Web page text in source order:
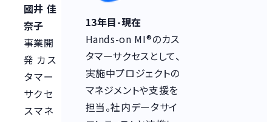
國井 佳
奈子
事業開
発 カス
タマー
サクセ
スマネ
13年目-現在
Hands-on MI®のカス
タマーサクセスとして、
実施中プロジェクトの
マネジメントや支援を
担当。社内データサイ